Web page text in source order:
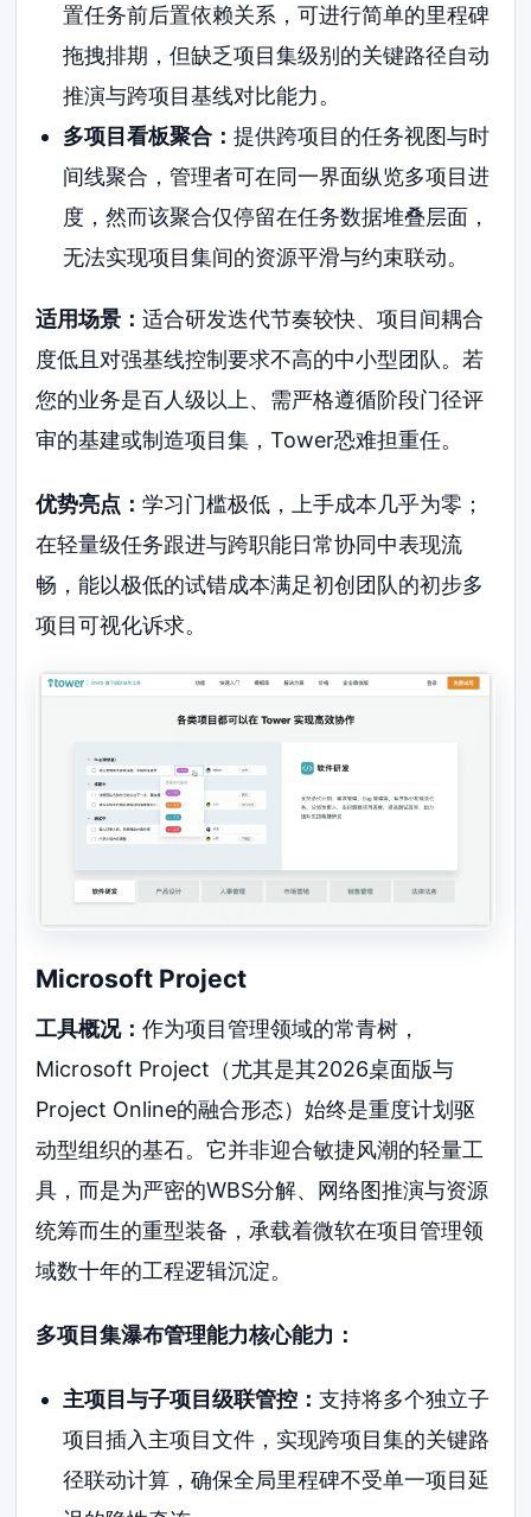
置任务前后置依赖关系，可进行简单的里程碑
拖拽排期，但缺乏项目集级别的关键路径自动
推演与跨项目基线对比能力。
多项目看板聚合： 提供跨项目的任务视图与时
间线聚合，管理者可在同一界面纵览多项目进
度，然而该聚合仅停留在任务数据堆叠层面，
无法实现项目集间的资源平滑与约束联动。
适用场景：适合研发迭代节奏较快、项目间耦合
度低且对强基线控制要求不高的中小型团队。若
您的业务是百人级以上、需严格遵循阶段门径评
审的基建或制造项目集，Tower恐难担重任。
优势亮点：学习门槛极低，上手成本几乎为零；
在轻量级任务跟进与跨职能日常协同中表现流
畅，能以极低的试错成本满足初创团队的初步多
项目可视化诉求。
Microsoft Project
工具概况：作为项目管理领域的常青树，
Microsoft Project（尤其是其2026桌面版与
Project Online的融合形态）始终是重度计划驱
动型组织的基石。它并非迎合敏捷风潮的轻量工
具，而是为严密的WBS分解、网络图推演与资源
统筹而生的重型装备，承载着微软在项目管理领
域数十年的工程逻辑沉淀。
多项目集瀑布管理能力核心能力：
主项目与子项目级联管控： 支持将多个独立子
项目插入主项目文件，实现跨项目集的关键路
径联动计算，确保全局里程碑不受单一项目延